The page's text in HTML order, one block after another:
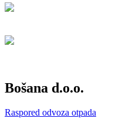
Bošana d.o.o.
Raspored odvoza otpada